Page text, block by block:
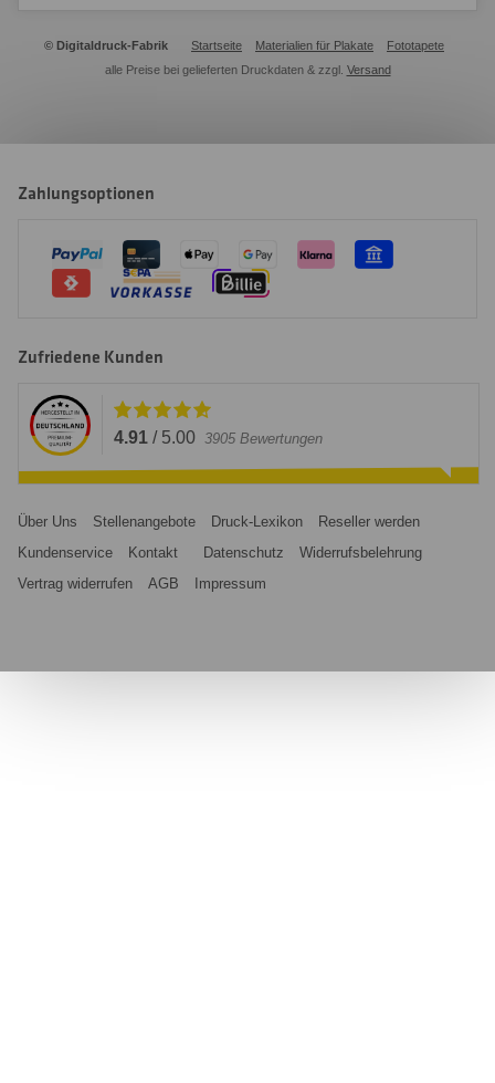
© Digitaldruck-Fabrik Startseite Materialien für Plakate
Fototapete
alle Preise bei gelieferten Druckdaten & zzgl. Versand
Zahlungsoptionen
Zufriedene Kunden
4.91 / 5.00 3905 Bewertungen
Über Uns Stellenangebote Druck-Lexikon
Reseller werden
Kundenservice
Kontakt Datenschutz
Widerrufsbelehrung
Vertrag widerrufen
AGB Impressum